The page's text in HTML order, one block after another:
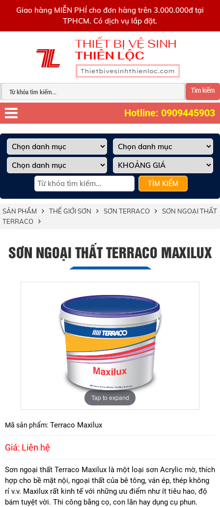
Giao hàng MIỄN PHÍ cho đơn hàng trên 3.000.000đ tại
TPHCM. Có dịch vụ lắp đặt.
Tìm kiếm
Hotline: 0909445903
TÌM KIẾM
SẢN PHẨM THẾ GIỚI SƠN SƠN TERRACO
SƠN NGOẠI THẤT
TERRACO
SƠN NGOẠI THẤT TERRACO MAXILUX
Tap to expand
Mã sản phẩm: Terraco Maxilux
Giá: Liên hệ
Sơn ngoại thất Terraco Maxilux là một loại sơn Acrylic mờ, thích
hợp cho bề mặt nội, ngoại thất của bê tông, ván ép, thép không
rỉ v.v. Maxilux rất kinh tế với những ưu điểm như ít tiêu hao, độ
bám tuyệt vời. Thi công bằng cọ, con lăn hay dụng cụ phun.
0909445903